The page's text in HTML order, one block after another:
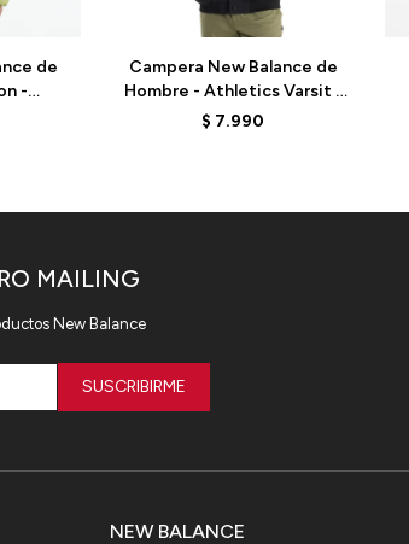
de
-
Campera New Balance de
Hombre - Athletics Varsit -
MO51507BK - BLACK
$ 7.990
NEW BALANCE
MAILING
New Balance
SUSCRIBIRME